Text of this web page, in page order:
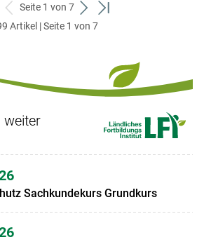
zurück
zum
Seite 1 von 7
weiter
zum
zum
Artikel | Seite 1 von 7
weiter
Sachkundekurs Grundkurs